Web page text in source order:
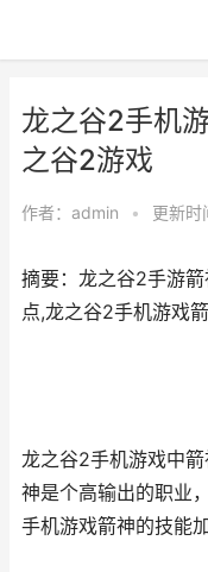
龙之谷2手机
之谷2游戏
作者： admin • 更新
摘要：龙之谷2手游
点,龙之谷2手机游戏
龙之谷2手机游戏中
神是个高输出的职业
手机游戏箭神的技能